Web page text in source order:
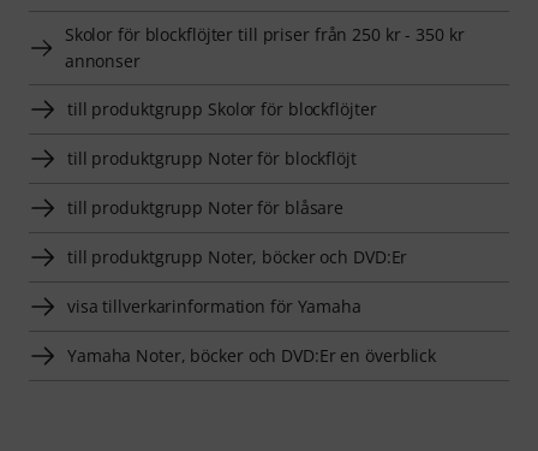
Skolor för blockflöjter till priser från 250 kr - 350 kr
annonser
till produktgrupp Skolor för blockflöjter
till produktgrupp Noter för blockflöjt
till produktgrupp Noter för blåsare
till produktgrupp Noter, böcker och DVD:Er
visa tillverkarinformation för Yamaha
Yamaha Noter, böcker och DVD:Er en överblick